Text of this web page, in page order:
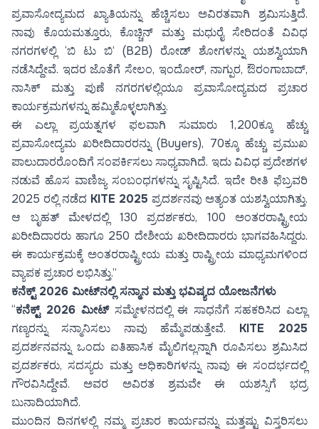
ಪ್ರವಾಸೋದ್ಯಮದ ಖ್ಯಾತಿಯನ್ನು ಹೆಚ್ಚಿಸಲು ಅವಿರತವಾಗಿ ಶ್ರಮಿಸುತ್ತಿದೆ.
ನಾವು ಕೊಯಮತ್ತೂರು, ಕೊಚ್ಚಿನ್ ಮತ್ತು ಮಧುರೈ ಸೇರಿದಂತೆ ವಿವಿಧ
ನಗರಗಳಲ್ಲಿ ‘ಬಿ ಟು ಬಿ’ (B2B) ರೋಡ್ ಶೋಗಳನ್ನು ಯಶಸ್ವಿಯಾಗಿ
ನಡೆಸಿದ್ದೇವೆ. ಇದರ ಜೊತೆಗೆ ಸೇಲಂ, ಇಂದೋರ್, ನಾಗ್ಪುರ, ಔರಂಗಾಬಾದ್,
ನಾಸಿಕ್ ಮತ್ತು ಪುಣೆ ನಗರಗಳಲ್ಲಿಯೂ ಪ್ರವಾಸೋದ್ಯಮದ ಪ್ರಚಾರ
ಕಾರ್ಯಕ್ರಮಗಳನ್ನು ಹಮ್ಮಿಕೊಳ್ಳಲಾಗಿತ್ತು.
ಈ ಎಲ್ಲಾ ಪ್ರಯತ್ನಗಳ ಫಲವಾಗಿ ಸುಮಾರು 1,200ಕ್ಕೂ ಹೆಚ್ಚು
ಪ್ರವಾಸೋದ್ಯಮ ಖರೀದಿದಾರರನ್ನು (Buyers), 70ಕ್ಕೂ ಹೆಚ್ಚು ಪ್ರಮುಖ
ಪಾಲುದಾರರೊಂದಿಗೆ ಸಂಪರ್ಕಿಸಲು ಸಾಧ್ಯವಾಗಿದೆ. ಇದು ವಿವಿಧ ಪ್ರದೇಶಗಳ
ನಡುವೆ ಹೊಸ ವಾಣಿಜ್ಯ ಸಂಬಂಧಗಳನ್ನು ಸೃಷ್ಟಿಸಿದೆ. ಇದೇ ರೀತಿ ಫೆಬ್ರವರಿ
2025 ರಲ್ಲಿ ನಡೆದ KITE 2025 ಪ್ರದರ್ಶನವು ಅತ್ಯಂತ ಯಶಸ್ವಿಯಾಗಿತ್ತು.
ಆ ಬೃಹತ್ ಮೇಳದಲ್ಲಿ 130 ಪ್ರದರ್ಶಕರು, 100 ಅಂತರರಾಷ್ಟ್ರೀಯ
ಖರೀದಿದಾರರು ಹಾಗೂ 250 ದೇಶೀಯ ಖರೀದಿದಾರರು ಭಾಗವಹಿಸಿದ್ದರು.
ಈ ಕಾರ್ಯಕ್ರಮಕ್ಕೆ ಅಂತರರಾಷ್ಟ್ರೀಯ ಮತ್ತು ರಾಷ್ಟ್ರೀಯ ಮಾಧ್ಯಮಗಳಿಂದ
ವ್ಯಾಪಕ ಪ್ರಚಾರ ಲಭಿಸಿತ್ತು.”
ಕನೆಕ್ಟ್ 2026 ಮೀಟ್‌ನಲ್ಲಿ ಸನ್ಮಾನ ಮತ್ತು ಭವಿಷ್ಯದ ಯೋಜನೆಗಳು
“ಕನೆಕ್ಟ್ 2026 ಮೀಟ್ಸಮ್ಮೇಳನದಲ್ಲಿ ಈ ಸಾಧನೆಗೆ ಸಹಕರಿಸಿದ ಎಲ್ಲಾ
ಗಣ್ಯರನ್ನು ಸನ್ಮಾನಿಸಲು ನಾವು ಹೆಮ್ಮೆಪಡುತ್ತೇವೆ. KITE 2025
ಪ್ರದರ್ಶನವನ್ನು ಒಂದು ಐತಿಹಾಸಿಕ ಮೈಲಿಗಲ್ಲನ್ನಾಗಿ ರೂಪಿಸಲು ಶ್ರಮಿಸಿದ
ಪ್ರದರ್ಶಕರು, ಸದಸ್ಯರು ಮತ್ತು ಅಧಿಕಾರಿಗಳನ್ನು ನಾವು ಈ ಸಂದರ್ಭದಲ್ಲಿ
ಗೌರವಿಸಿದ್ದೇವೆ. ಅವರ ಅವಿರತ ಶ್ರಮವೇ ಈ ಯಶಸ್ಸಿಗೆ ಭದ್ರ
ಬುನಾದಿಯಾಗಿದೆ.
ಮುಂದಿನ ದಿನಗಳಲ್ಲಿ ನಮ್ಮ ಪ್ರಚಾರ ಕಾರ್ಯವನ್ನು ಮತ್ತಷ್ಟು ವಿಸ್ತರಿಸಲು